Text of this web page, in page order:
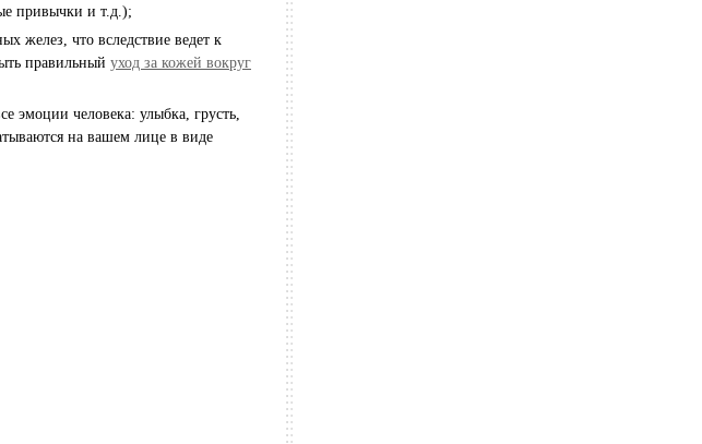
привычки и т.д.);
желез, что вследствие ведет к
правильный уход за кожей вокруг
человека: улыбка, грусть,
на вашем лице в виде